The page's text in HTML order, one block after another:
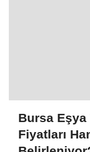
Bursa Eşya
Fiyatları